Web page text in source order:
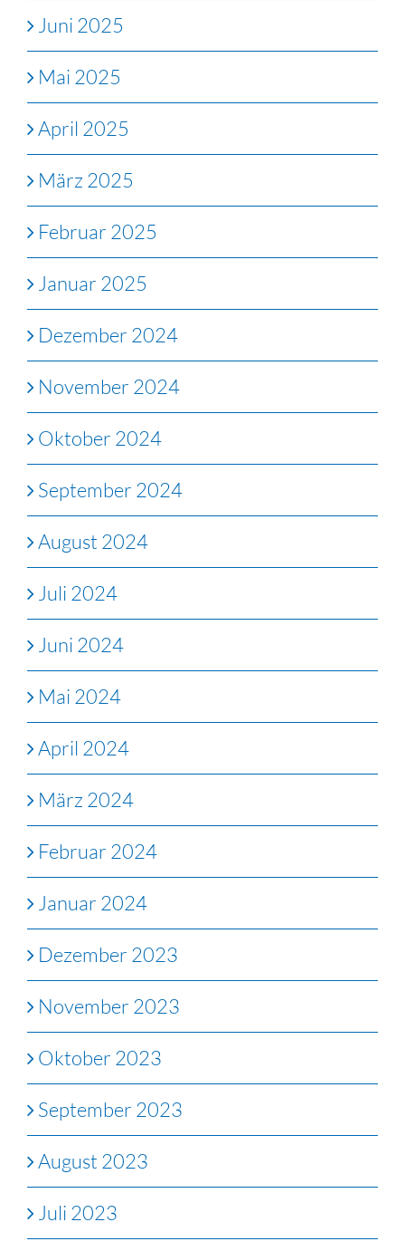
Juni 2025
Mai 2025
April 2025
März 2025
Februar 2025
Januar 2025
Dezember 2024
November 2024
Oktober 2024
September 2024
August 2024
Juli 2024
Juni 2024
Mai 2024
April 2024
März 2024
Februar 2024
Januar 2024
Dezember 2023
November 2023
Oktober 2023
September 2023
August 2023
Juli 2023